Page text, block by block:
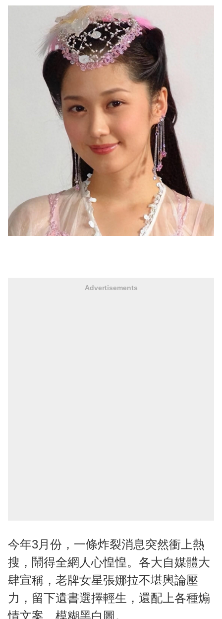
Advertisements
今年3月份，一條炸裂消息突然衝上熱
搜，鬧得全網人心惶惶。各大自媒體大
肆宣稱，老牌女星張娜拉不堪輿論壓
力，留下遺書選擇輕生，還配上各種煽
情文案、模糊黑白圖。